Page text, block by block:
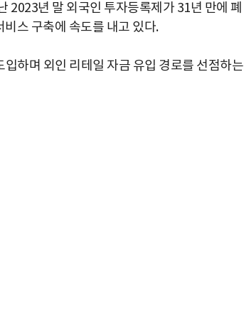
2023년 말 외국인 투자등록제가 31년 만에 폐
스 구축에 속도를 내고 있다.
하며 외인 리테일 자금 유입 경로를 선점하는